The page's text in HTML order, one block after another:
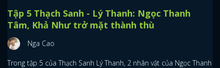
Tập 5 Thạch Sanh - Lý Thanh: Ngọc Thanh
Tâm, Khả Như trở mặt thành thù
Nga Cao
Trong tập 5 của Thạch Sanh Lý Thanh, 2 nhân vật của Ngọc Thanh